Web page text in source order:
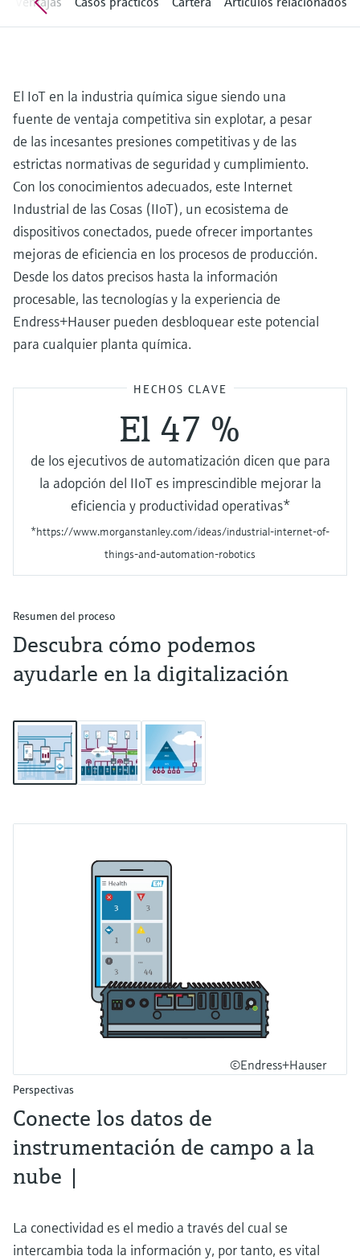
Buscador de repuestos
Encuentre repuestos por raíz del producto,
código de pedido o número de serie
electromecánico
Level measurement with pressure
Ver todos
Medición mediante transmisión de
Memosens technology
Ver todos
la transparencia de los procesos
El IoT en la industria química sigue siendo una
fuente de ventaja competitiva sin explotar, a pesar
de las incesantes presiones competitivas y de las
estrictas normativas de seguridad y cumplimiento.
Con los conocimientos adecuados, este Internet
Industrial de las Cosas (IIoT), un ecosistema de
dispositivos conectados, puede ofrecer importantes
mejoras de eficiencia en los procesos de producción.
Desde los datos precisos hasta la información
procesable, las tecnologías y la experiencia de
Endress+Hauser pueden desbloquear este potencial
para cualquier planta química.
HECHOS CLAVE
El 47 %
de los ejecutivos de automatización dicen que para
la adopción del IIoT es imprescindible mejorar la
eficiencia y productividad operativas*
*https://www.morganstanley.com/ideas/industrial-internet-of-
things-and-automation-robotics
Resumen del proceso
Descubra cómo podemos
ayudarle en la digitalización
©Endress+Hauser
Perspectivas
Conecte los datos de
instrumentación de campo a la
nube |
La conectividad es el medio a través del cual se
intercambia toda la información y, por tanto, es vital